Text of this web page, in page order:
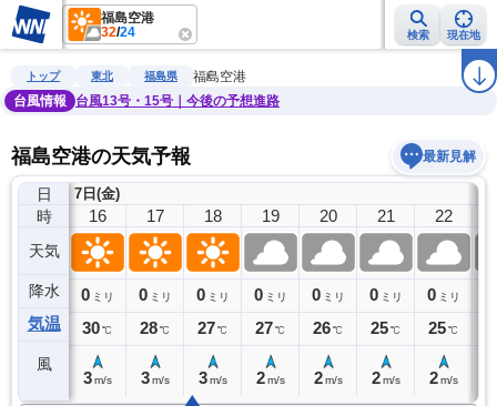
福島空港
32/24 検索 現在地
雨雲レーダー 台風情報 地震情報 ラ
トップ 東北 福島県
福島空港
台風情報
台風13号・15号｜今後の予想進路
福島空港の天気予報 最新見解
日
時
天気
降水
気温
風
7日(金)
15
0ミリ
31℃
16
0 ミリ
30℃
3 m/s
17
0 ミリ
28℃
3 m/s
18
0 ミリ
27℃
3 m/s
19
0 ミリ
27℃
2 m/s
20
0 ミリ
26℃
2 m/s
21
0 ミリ
25℃
2 m/s
22
0 ミリ
25℃
2 m/s